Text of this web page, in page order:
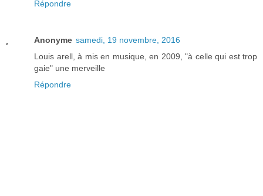
Répondre
Anonyme samedi, 19 novembre, 2016
Louis arell, à mis en musique, en 2009, "à celle qui est trop
gaie" une merveille
Répondre